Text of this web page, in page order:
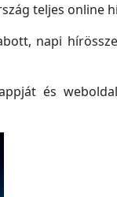
teljes online
napi
és